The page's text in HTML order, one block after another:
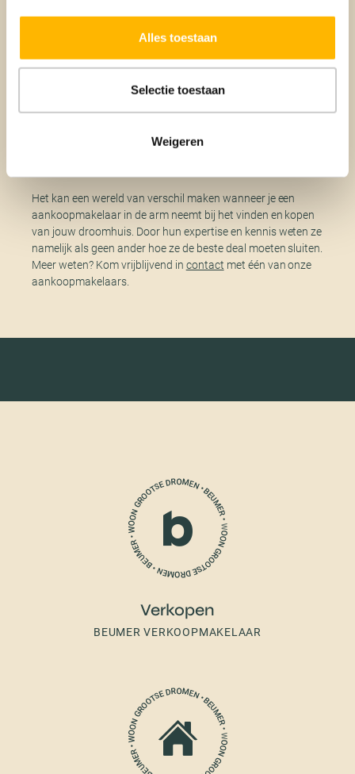
Alles toestaan
Selectie toestaan
Weigeren
Wanneer dit is gebeurd maakt de notaris het geld over naar
de verkoper en is de koop officieel. Nu dit allemaal achter de
Kopen met behulp van een
Het kan een wereld van verschil maken wanneer je een
aankoopmakelaar in de arm neemt bij het vinden en kopen
van jouw droomhuis. Door hun expertise en kennis weten ze
namelijk als geen ander hoe ze de beste deal moeten sluiten.
Meer weten? Kom vrijblijvend in contact met één van onze
aankoopmakelaars.
Verkopen
BEUMER VERKOOPMAKELAAR